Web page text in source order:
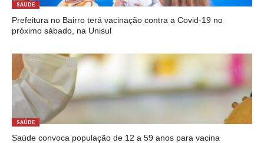
SAÚDE
Prefeitura no Bairro terá vacinação contra a Covid-19 no
próximo sábado, na Unisul
SAÚDE
Saúde convoca população de 12 a 59 anos para vacina